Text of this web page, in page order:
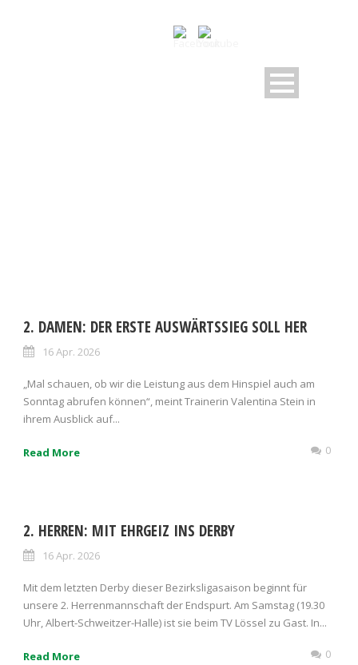
2. DAMEN: DER ERSTE AUSWÄRTSSIEG SOLL HER
16 Apr. 2026
„Mal schauen, ob wir die Leistung aus dem Hinspiel auch am
Sonntag abrufen können“, meint Trainerin Valentina Stein in
ihrem Ausblick auf...
Read More 0
2. HERREN: MIT EHRGEIZ INS DERBY
16 Apr. 2026
Mit dem letzten Derby dieser Bezirksligasaison beginnt für
unsere 2. Herrenmannschaft der Endspurt. Am Samstag (19.30
Uhr, Albert-Schweitzer-Halle) ist sie beim TV Lössel zu Gast. In...
Read More 0